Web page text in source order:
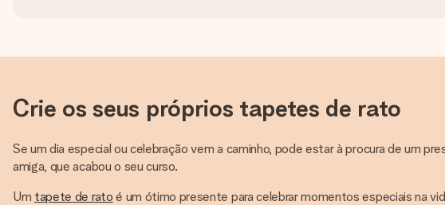
Crie os seus próprios tapetes de rato
Se um dia especial ou celebração vem a caminho, pode estar à procura de um
amiga, que acabou o seu curso.
Um tapete de rato é um ótimo presente para celebrar momentos especiais na